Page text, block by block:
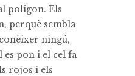
polígon. Els
perquè sembla
ningú,
es pon i el cel fa
rojos i els